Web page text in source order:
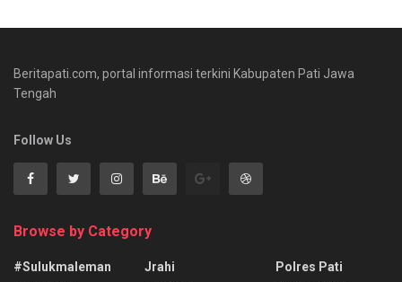
Beritapati.com, portal informasi terkini Kabupaten Pati Jawa
Tengah
Follow Us
Browse by Category
#sulukmaleman
Jrahi
Polres Pati